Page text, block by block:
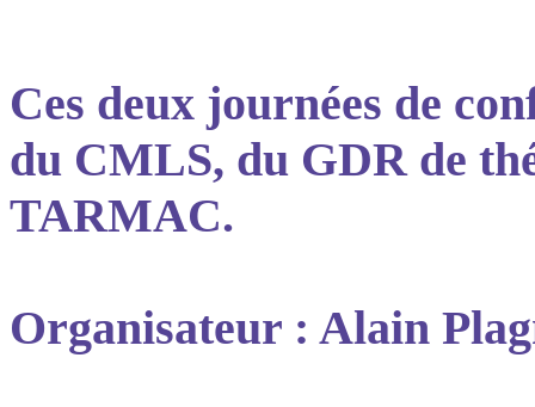
Ces deux journées de
du CMLS, du GDR de
TARMAC.
Organisateur : Alain